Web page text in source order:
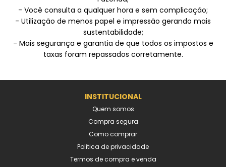
- Você consulta a qualquer hora e sem complicação;
- Utilização de menos papel e impressão gerando mais
sustentabilidade;
- Mais segurança e garantia de que todos os impostos e
taxas foram repassados corretamente.
INSTITUCIONAL
Quem somos
Compra segura
Como comprar
Politica de privacidade
Termos de compra e venda